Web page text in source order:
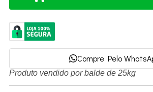
Compre Pelo
Produto vendido por balde de 25kg